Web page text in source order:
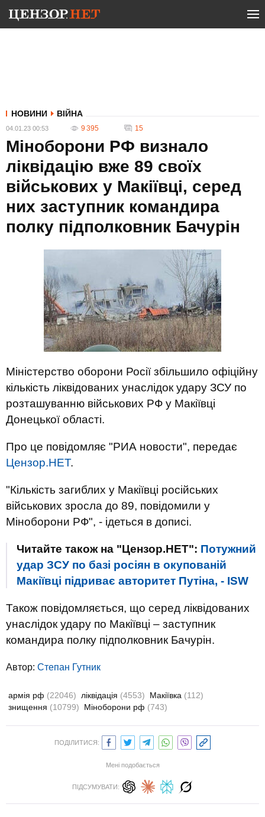
НОВИНИ ВІЙНА
04.01.23 00:53 9 395 15
Міноборони РФ визнало
ліквідацію вже 89 своїх
військових у Макіївці, серед
них заступник командира
полку підполковник Бачурін
Міністерство оборони Росії збільшило офіційну
кількість ліквідованих унаслідок удару ЗСУ по
розташуванню військових РФ у Макіївці
Донецької області.
Про це повідомляє "РИА новости", передає
Цензор.НЕТ.
"Кількість загиблих у Макіївці російських
військових зросла до 89, повідомили у
Міноборони РФ", - ідеться в дописі.
Читайте також на "Цензор.НЕТ": Потужний
удар ЗСУ по базі росіян в окупованій
Макіївці підриває авторитет Путіна, - ISW
Також повідомляється, що серед ліквідованих
унаслідок удару по Макіївці – заступник
командира полку підполковник Бачурін.
Автор: Степан Гутник
армія рф (22046) ліквідація (4553) Макіївка (112)
знищення (10799) Міноборони рф (743)
ПОДІЛИТИСЯ:
Мені подобається
ПІДСУМУВАТИ: